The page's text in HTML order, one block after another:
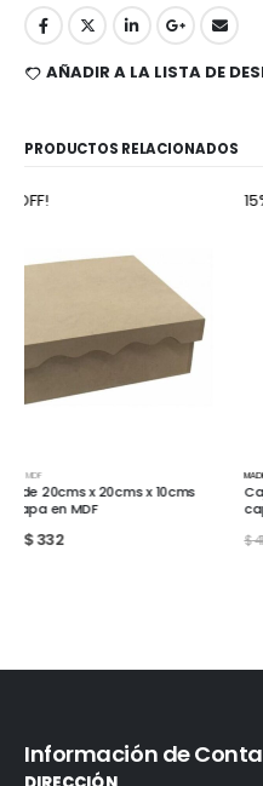
AÑADIR A LA LISTA DE
PRODUCTOS RELACIONADOS
15% OFF!
MADERA / MDF
Caja de 25cms x 25cms con tapa
capuchon grande en MDF CC111
$410 $
Información de